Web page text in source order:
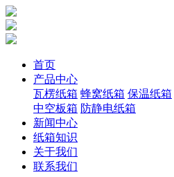
首页
产品中心
瓦楞纸箱 蜂窝纸箱 保温纸箱
中空板箱 防静电纸箱
新闻中心
纸箱知识
关于我们
联系我们